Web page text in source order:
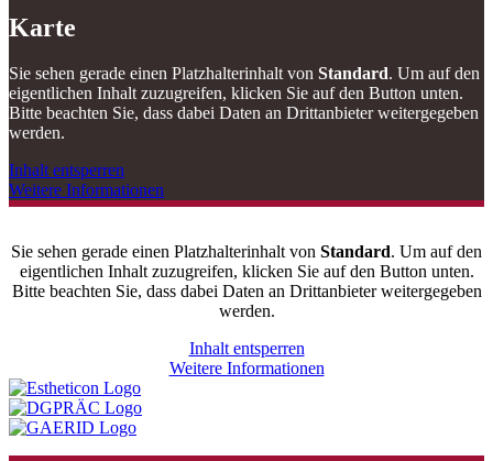
Karte
Sie sehen gerade einen Platzhalterinhalt von Standard. Um auf den
eigentlichen Inhalt zuzugreifen, klicken Sie auf den Button unten.
Bitte beachten Sie, dass dabei Daten an Drittanbieter weitergegeben
werden.
Inhalt entsperren
Weitere Informationen
Sie sehen gerade einen Platzhalterinhalt von Standard. Um auf den
eigentlichen Inhalt zuzugreifen, klicken Sie auf den Button unten.
Bitte beachten Sie, dass dabei Daten an Drittanbieter weitergegeben
werden.
Inhalt entsperren
Weitere Informationen